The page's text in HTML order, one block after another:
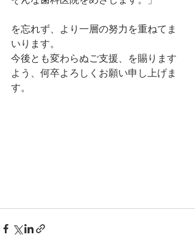
を忘れず、より一層の努力を重ねてま
いります。
今後とも変わらぬご支援、を賜ります
よう、何卒よろしくお願い申し上げま
す。